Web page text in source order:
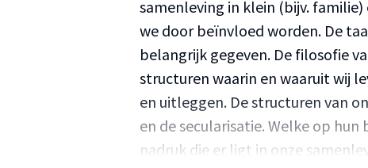
samenleving in klein (bijv.
we door beïnvloed worden. De
belangrijk gegeven. De filosofie
structuren waarin en waaruit wij
en uitleggen. De structuren van
en de secularisatie. Welke op
nadruk die er ligt in onze